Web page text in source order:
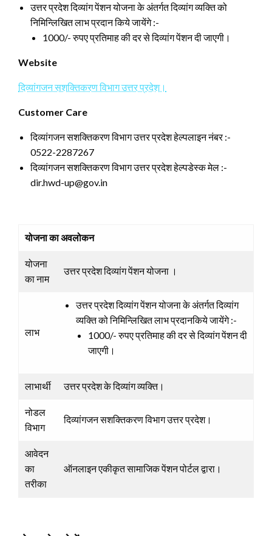
उत्तर प्रदेश दिव्यांग पेंशन योजना के अंतर्गत दिव्यांग व्यक्ति को
निमिन्लिखित लाभ प्रदान किये जायेंगे :-
1000/- रुपए प्रतिमाह की दर से दिव्यांग पेंशन दी जाएगी।
Website
दिव्यांगजन सशक्तिकरण विभाग उत्तर प्रदेश।
Customer Care
दिव्यांगजन सशक्तिकरण विभाग उत्तर प्रदेश हेल्पलाइन नंबर :-
0522-2287267
दिव्यांगजन सशक्तिकरण विभाग उत्तर प्रदेश हेल्पडेस्क मेल :-
dir.hwd-up@gov.in
योजना का अवलोकन
योजना
का नाम
उत्तर प्रदेश दिव्यांग पेंशन योजना ।
लाभ
उत्तर प्रदेश दिव्यांग पेंशन योजना के अंतर्गत दिव्यांग
व्यक्ति को निमिन्लिखित लाभ प्रदानकिये जायेंगे :-
1000/- रुपए प्रतिमाह की दर से दिव्यांग पेंशन दी
जाएगी।
लाभार्थी उत्तर प्रदेश के दिव्यांग व्यक्ति।
नोडल
विभाग
दिव्यांगजन सशक्तिकरण विभाग उत्तर प्रदेश।
आवेदन
का
तरीका
ऑनलाइन एकीकृत सामाजिक पेंशन पोर्टल द्वारा।